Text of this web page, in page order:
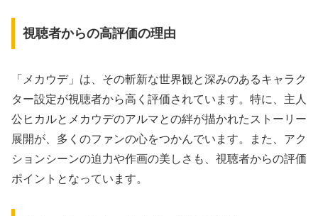
視聴者からの高評価の理由
「メカウデ」は、その斬新な世界観と深みのあるキャラク
ター設定が視聴者から高く評価されています。特に、主人
公ヒカルとメカウデのアルマとの絆が描かれたストーリー
展開が、多くのファンの心をつかんでいます。また、アク
ションシーンの迫力や作画の美しさも、視聴者からの評価
ポイントとなっています。